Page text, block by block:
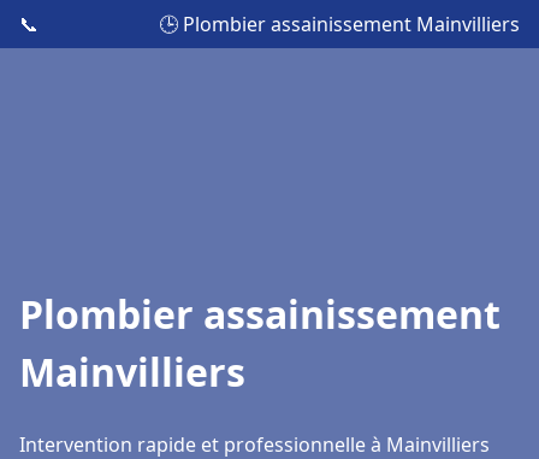
📞 🕒 Plombier assainissement Mainvilliers
Plombier assainissement
Mainvilliers
Intervention rapide et professionnelle à Mainvilliers